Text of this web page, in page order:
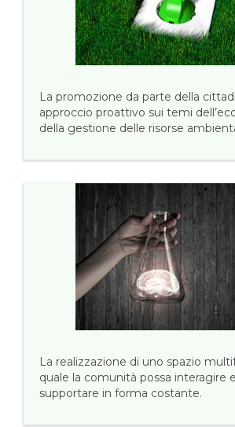
La promozione da parte della
approccio proattivo sui temi
della gestione delle risorse
La realizzazione di uno spazio
quale la comunità possa interagire
supportare in forma costante.